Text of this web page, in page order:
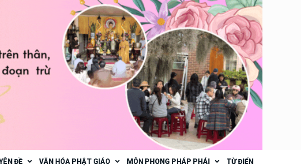
ĐỀ VĂN HÓA PHẬT GIÁO MÔN PHONG PHÁP PHÁI TỪ ĐIỂN